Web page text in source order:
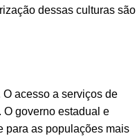
dessas culturas são
acesso a serviços de
governo estadual e
para as populações mais